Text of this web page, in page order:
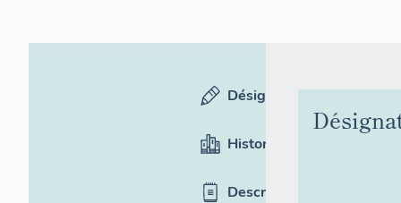
Désignation
Historique
Description